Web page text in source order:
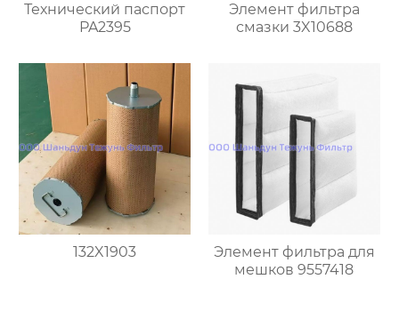
Технический паспорт
PA2395
Элемент фильтра
смазки 3X10688
132X1903
Элемент фильтра для
мешков 9557418